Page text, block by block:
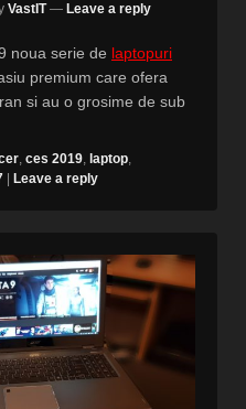
VastIT — Leave a reply
noua serie de laptopuri
premium care ofera
si au o grosime de sub
, ces 2019, laptop,
Leave a reply